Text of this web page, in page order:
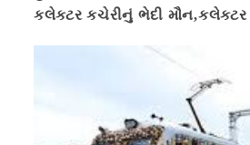
કલેક્ટર કચેરીનું ભેદી